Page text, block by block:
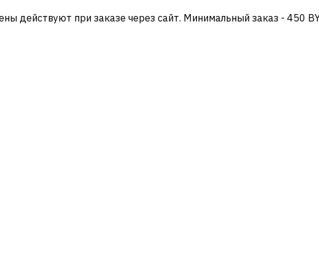
действуют при заказе через сайт. Минимальный заказ - 450